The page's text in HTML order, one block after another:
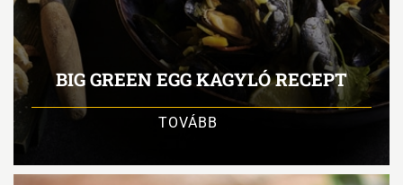
BIG GREEN EGG KAGYLÓ RECEPT
TOVÁBB